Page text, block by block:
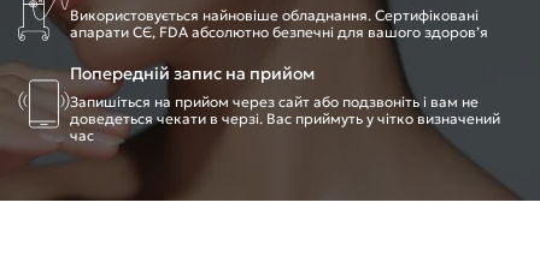
Використовується найновіше обладнання. Сертифіковані
апарати CЄ, FDA абсолютно безпечні для вашого здоров’я
Попередній запис на прийом
Запишіться на прийом через сайт або подзвоніть і вам не
доведеться чекати в черзі. Вас приймуть у чітко визначений
час